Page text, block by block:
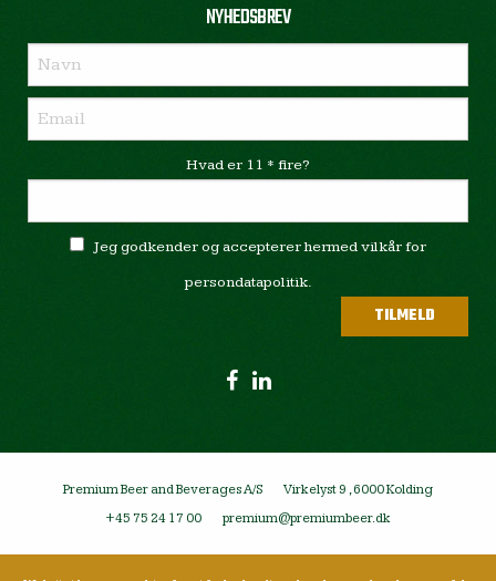
NYHEDSBREV
Hvad er 11 * fire?
Jeg godkender og accepterer hermed vilkår for
persondatapolitik.
Premium Beer and Beverages A/S
Virkelyst 9 , 6000 Kolding
+45 75 24 17 00
premium@premiumbeer.dk